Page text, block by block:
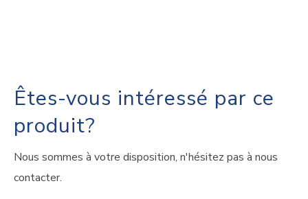
Êtes-vous intéressé par ce
produit?
Nous sommes à votre disposition, n'hésitez pas à nous
contacter.